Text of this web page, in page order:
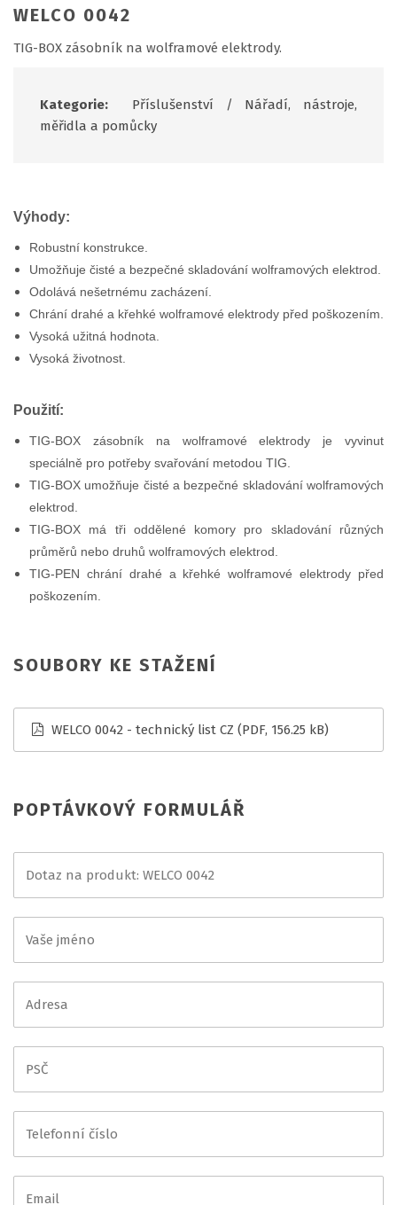
WELCO 0042
TIG-BOX zásobník na wolframové elektrody.
Kategorie: Příslušenství /
Nářadí, nástroje,
měřidla a pomůcky
Výhody:
Robustní konstrukce.
Umožňuje čisté a bezpečné skladování wolframových elektrod.
Odolává nešetrnému zacházení.
Chrání drahé a křehké wolframové elektrody před poškozením.
Vysoká užitná hodnota.
Vysoká životnost.
Použití:
TIG-BOX zásobník na wolframové elektrody je vyvinut
speciálně pro potřeby svařování metodou TIG.
TIG-BOX umožňuje čisté a bezpečné skladování wolframových
elektrod.
TIG-BOX má tři oddělené komory pro skladování různých
průměrů nebo druhů wolframových elektrod.
TIG-PEN chrání drahé a křehké wolframové elektrody před
poškozením.
SOUBORY KE STAŽENÍ
WELCO 0042 - technický list CZ (PDF, 156.25 kB)
POPTÁVKOVÝ FORMULÁŘ